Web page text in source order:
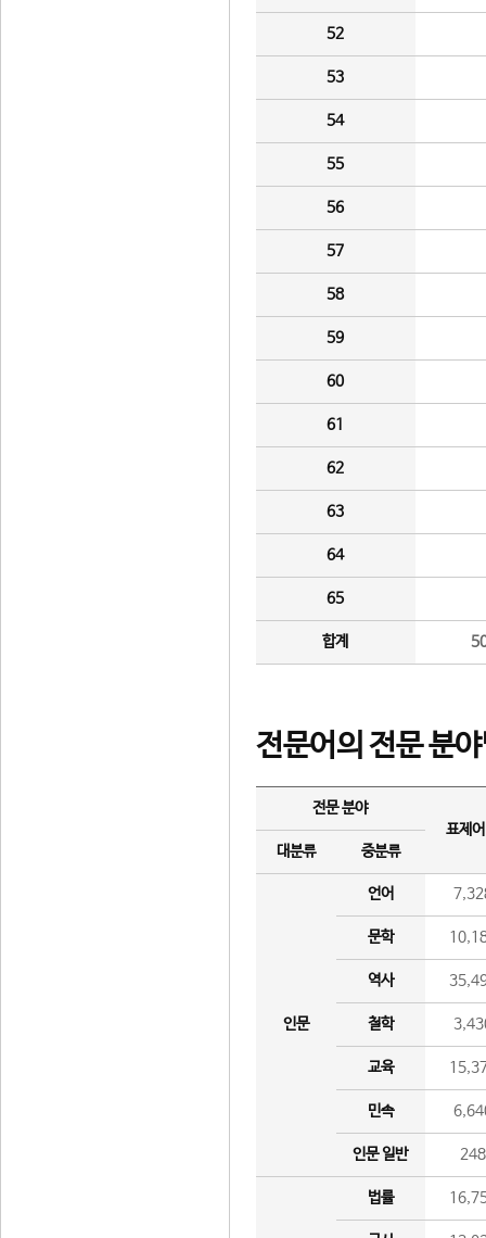
52
53
54
55
56
57
58
59
60
61
62
63
64
65
합계
전문어의 전문 분
전문 분야
표제
대분류
중분류
인문
언어
문학
역사
철학
교육
민속
인문 일반 248
법률